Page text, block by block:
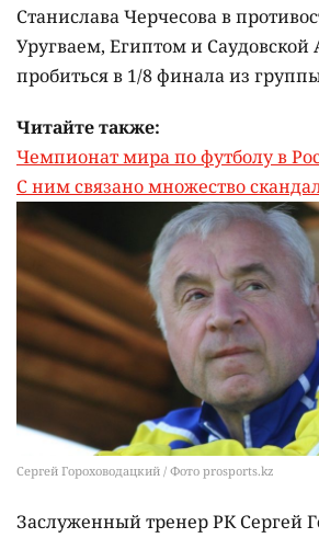
Станислава Черчесова в
Уругваем, Египтом и Саудовской
пробиться в 1/8 финала из
Читайте также:
Чемпионат мира по футболу в
С ним связано множество
Сергей Гороховодацкий / Фото prosports.kz
Заслуженный тренер РК Сергей